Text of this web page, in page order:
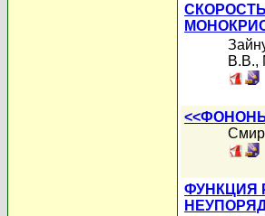
В.В.,
ФУНКЦИЯ